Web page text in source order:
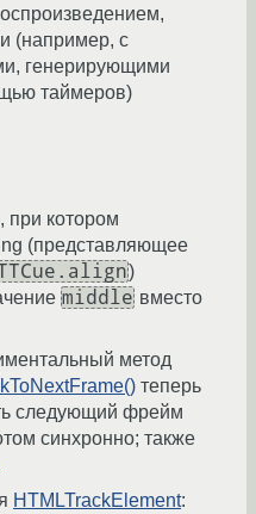
(например, с
генерирующими
таймеров)
при котором
(представляющее
)
middle вместо
метод
теперь
следующий фрейм
синхронно; также
HTMLTrackElement: